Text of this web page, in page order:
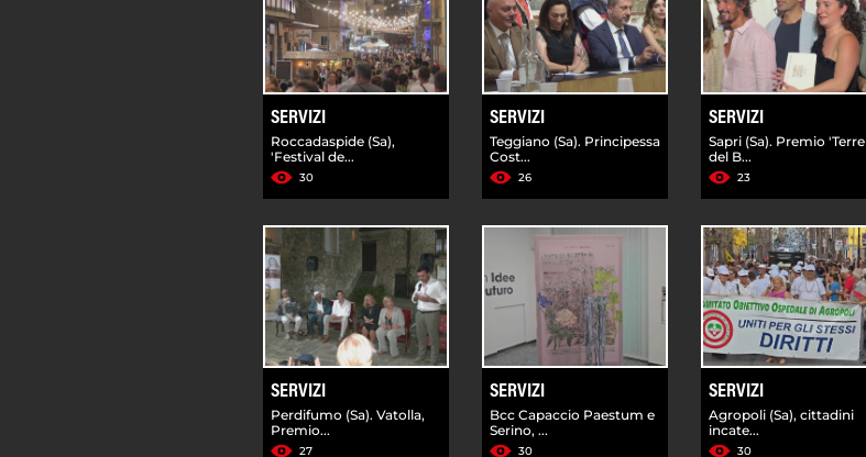
SERVIZI
Roccadaspide (Sa),
'Festival de...
30
SERVIZI
Teggiano (Sa). Principessa
Cost...
26
SERVIZI
Sapri (Sa). Premio 'Terre
del B...
23
SERVIZI
Perdifumo (Sa). Vatolla,
Premio...
27
SERVIZI
Bcc Capaccio Paestum e
Serino, ...
30
SERVIZI
Agropoli (Sa), cittadini
incate...
30